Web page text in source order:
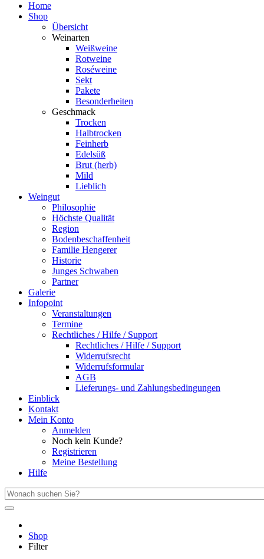
Home
Shop
Übersicht
Weinarten
Weißweine
Rotweine
Roséweine
Sekt
Pakete
Besonderheiten
Geschmack
Trocken
Halbtrocken
Feinherb
Edelsüß
Brut (herb)
Mild
Lieblich
Weingut
Philosophie
Höchste Qualität
Region
Bodenbeschaffenheit
Familie Hengerer
Historie
Junges Schwaben
Partner
Galerie
Infopoint
Veranstaltungen
Termine
Rechtliches / Hilfe / Support
Rechtliches / Hilfe / Support
Widerrufsrecht
Widerrufsformular
AGB
Lieferungs- und Zahlungsbedingungen
Einblick
Kontakt
Mein Konto
Anmelden
Noch kein Kunde?
Registrieren
Meine Bestellung
Hilfe
Shop
Filter